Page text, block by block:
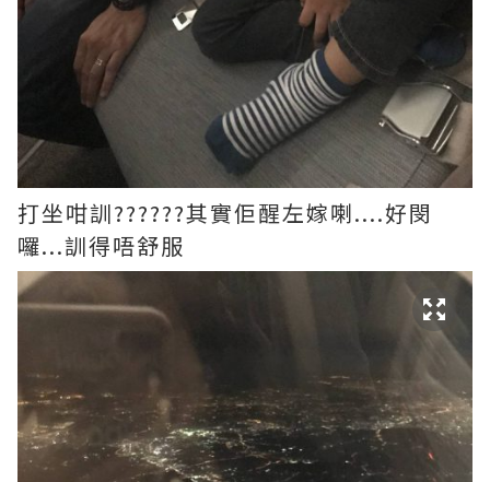
打坐咁訓??????其實佢醒左嫁喇....好閔
囉...訓得唔舒服